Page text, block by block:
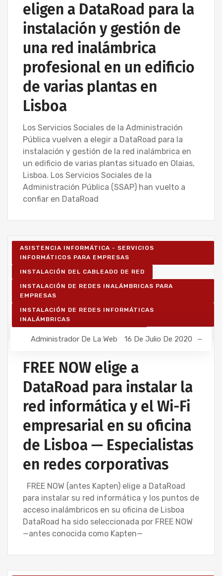
eligen a DataRoad para la
instalación y gestión de
una red inalámbrica
profesional en un edificio
de varias plantas en
Lisboa
Los Servicios Sociales de la Administración
Pública vuelven a elegir a DataRoad para la
instalación y gestión de la red inalámbrica en
un edificio de varias plantas situado en Olaias,
Lisboa. Los Servicios Sociales de la
Administración Pública (SSAP) han vuelto a
confiar en DataRoad
ASISTENCIA INFORMÁTICA - SERVICIOS
INFORMÁTICOS PARA EMPRESAS
INSTALACIÓN DEL CABLEADO DE RED
INSTALACIÓN DE REDES INALÁMBRICAS PARA
EMPRESAS
INSTALACIÓN DE REDES INFORMÁTICAS
INALÁMBRICAS
Administrador De La Web 16 De Julio De 2020
FREE NOW elige a
DataRoad para instalar la
red informática y el Wi-Fi
empresarial en su oficina
de Lisboa — Especialistas
en redes corporativas
FREE NOW (antes Kapten) elige a DataRoad
para instalar su red informática y los puntos de
acceso inalámbricos en su oficina de Lisboa
DataRoad ha sido seleccionada por FREE NOW
—antes conocida como Kapten—